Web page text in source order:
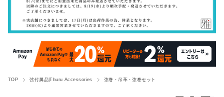
TOP 弦付属品|Thuru Accessories 弦巻・吊革・弦巻セット